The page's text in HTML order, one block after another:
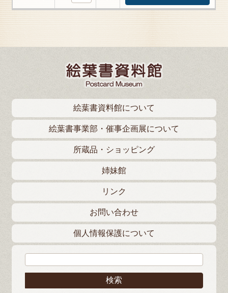
絵葉書資料館について
絵葉書事業部・催事企画展について
所蔵品・ショッピング
姉妹館
リンク
お問い合わせ
個人情報保護について